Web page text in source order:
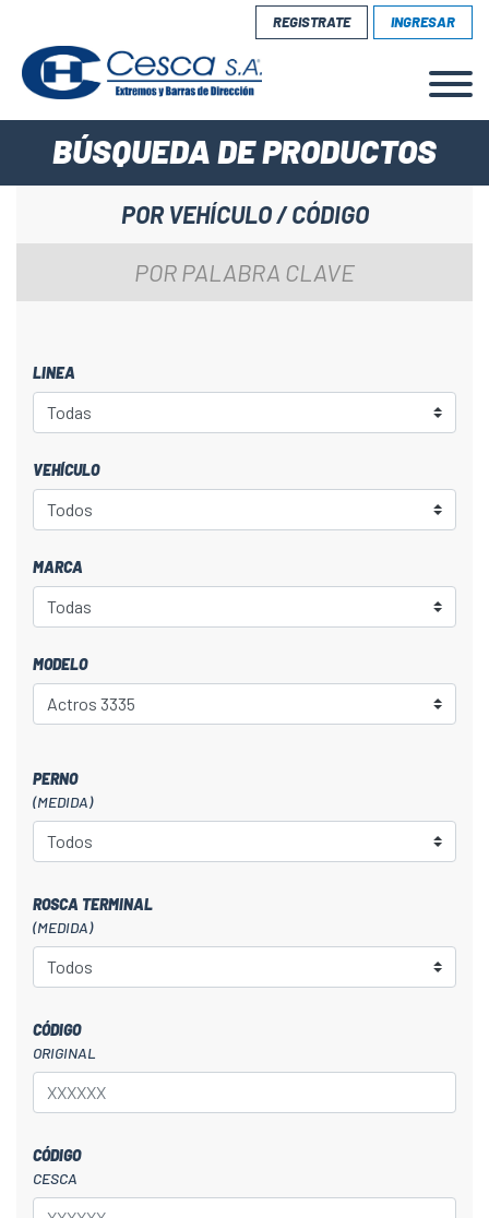
REGISTRATE INGRESAR
BÚSQUEDA DE PRODUCTOS
POR VEHÍCULO / CÓDIGO
POR PALABRA CLAVE
LINEA
VEHÍCULO
MARCA
MODELO
PERNO
(MEDIDA)
ROSCA TERMINAL
(MEDIDA)
CÓDIGO
ORIGINAL
CÓDIGO
CESCA